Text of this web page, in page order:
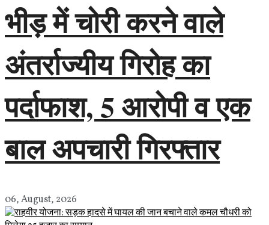
भीड़ में चोरी करने वाले
अंतर्राज्यीय गिरोह का
पर्दाफाश, 5 आरोपी व एक
बाल अपचारी गिरफ्तार
06, August, 2026